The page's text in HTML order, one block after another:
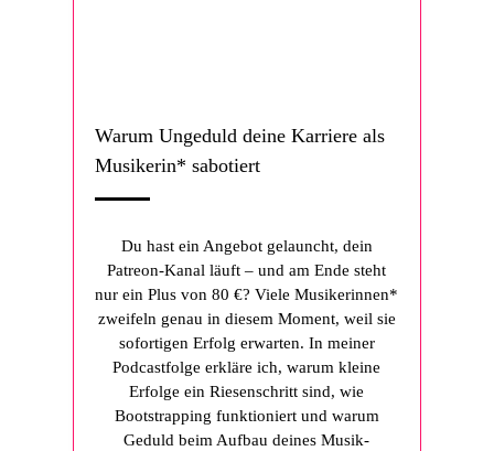
Warum Ungeduld deine Karriere als
Musikerin* sabotiert
Du hast ein Angebot gelauncht, dein
Patreon-Kanal läuft – und am Ende steht
nur ein Plus von 80 €? Viele Musikerinnen*
zweifeln genau in diesem Moment, weil sie
sofortigen Erfolg erwarten. In meiner
Podcastfolge erkläre ich, warum kleine
Erfolge ein Riesenschritt sind, wie
Bootstrapping funktioniert und warum
Geduld beim Aufbau deines Musik-